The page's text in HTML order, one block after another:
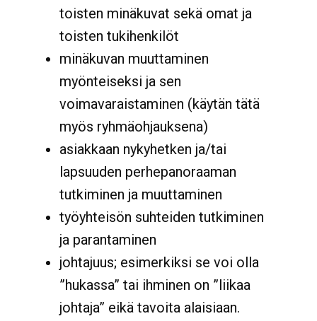
toisten minäkuvat sekä omat ja
toisten tukihenkilöt
minäkuvan muuttaminen
myönteiseksi ja sen
voimavaraistaminen (käytän tätä
myös ryhmäohjauksena)
asiakkaan nykyhetken ja/tai
lapsuuden perhepanoraaman
tutkiminen ja muuttaminen
työyhteisön suhteiden tutkiminen
ja parantaminen
johtajuus; esimerkiksi se voi olla
”hukassa” tai ihminen on ”liikaa
johtaja” eikä tavoita alaisiaan.